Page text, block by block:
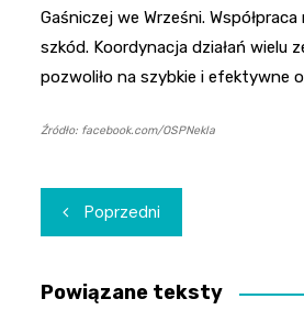
Gaśniczej we Wrześni.
szkód. Koordynacja działań wielu
pozwoliło na szybkie i efektywne
Źródło: facebook.com/OSPNekla
Nawigacja
wpisu
Poprzedni
Powiązane teksty